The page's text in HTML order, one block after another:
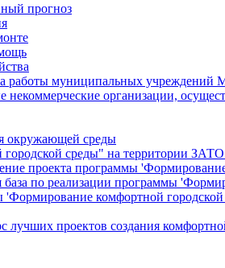
прогноз
работы муниципальных
организации,
окружающей среды
среды" на территории
проекта программы
база по реализации программы
'Формирование комфортной
лучших проектов создания